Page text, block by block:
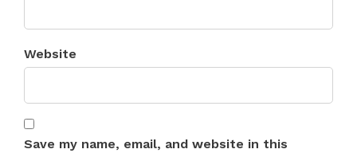
Website
Save my name, email, and website in this